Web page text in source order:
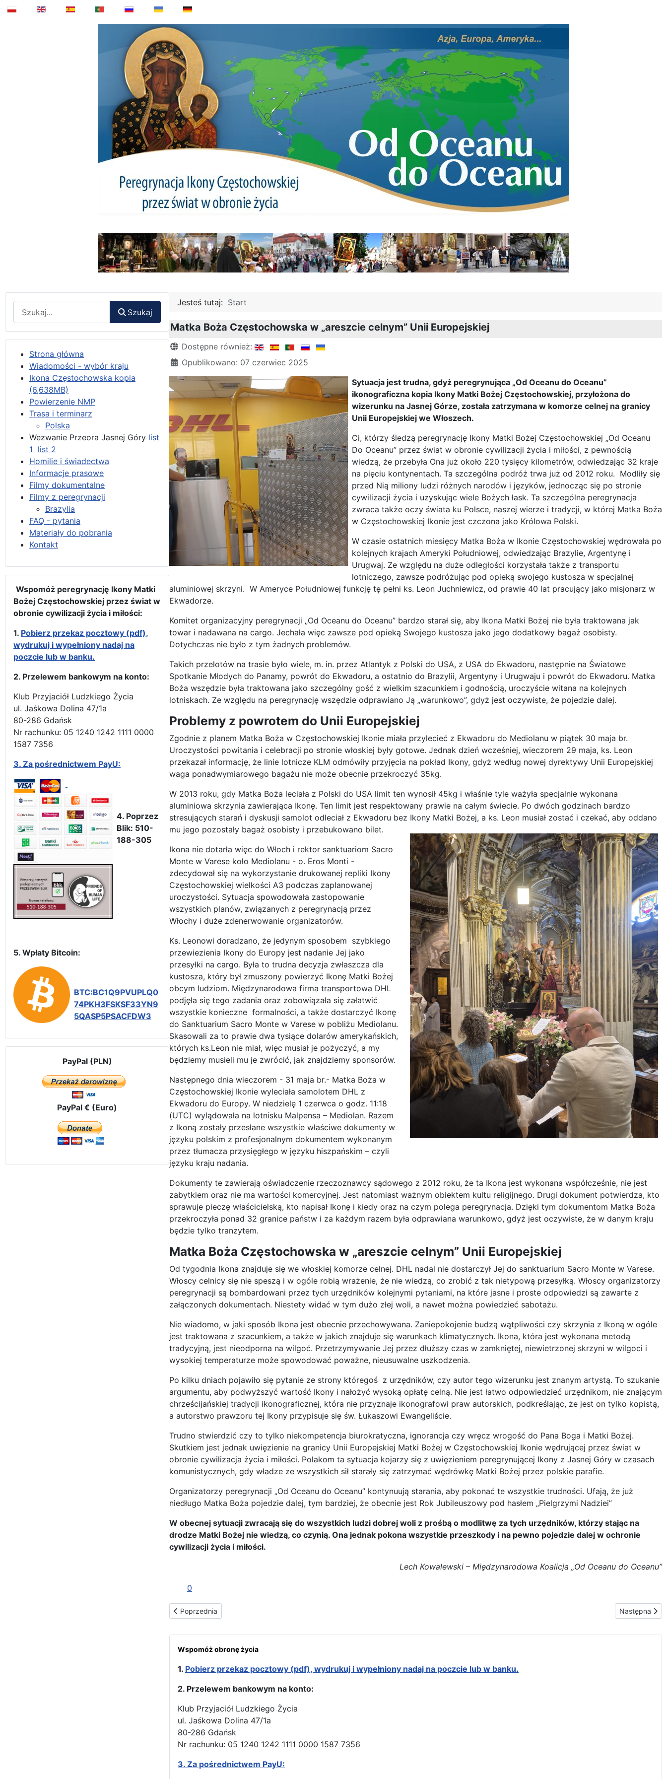
Szukaj
Strona główna
Wiadomości - wybór kraju
Ikona Częstochowska kopia
(6,638MB)
Powierzenie NMP
Trasa i terminarz
Polska
Wezwanie Przeora Jasnej Góry list
1 list 2
Homilie i świadectwa
Informacje prasowe
Filmy dokumentalne
Filmy z peregrynacji
Brazylia
FAQ - pytania
Materiały do pobrania
Kontakt
Wspomóż peregrynację Ikony Matki
Bożej Częstochowskiej przez świat w
obronie cywilizacji życia i miłości:
1. Pobierz przekaz pocztowy (pdf),
wydrukuj i wypełniony nadaj na
poczcie lub w banku.
2. Przelewem bankowym na konto:
Klub Przyjaciół Ludzkiego Życia
ul. Jaśkowa Dolina 47/1a
80-286 Gdańsk
Nr rachunku: 05 1240 1242 1111 0000
1587 7356
3. Za pośrednictwem PayU:
4. Poprzez
Blik: 510-
188-305
5. Wpłaty Bitcoin:
BTC:BC1Q9PVUPLQ0
74PKH3FSKSF33YN9
5QASP5PSACFDW3
PayPal (PLN)
PayPal € (Euro)
Jesteś tutaj: Start
Matka Boża Częstochowska w „areszcie celnym” Unii Europejskiej
Szczegóły
Dostępne również:
Opublikowano: 07 czerwiec 2025
Sytuacja jest trudna, gdyż peregrynująca „Od Oceanu do Oceanu”
ikonograficzna kopia Ikony Matki Bożej Częstochowskiej, przyłożona do
wizerunku na Jasnej Górze, została zatrzymana w komorze celnej na granicy
Unii Europejskiej we Włoszech.
Ci, którzy śledzą peregrynację Ikony Matki Bożej Częstochowskiej „Od Oceanu
Do Oceanu” przez świat w obronie cywilizacji życia i miłości, z pewnością
wiedzą, że przebyła Ona już około 220 tysięcy kilometrów, odwiedzając 32 kraje
na pięciu kontynentach. Ta szczególna podróż trwa już od 2012 roku. Modliły się
przed Nią miliony ludzi różnych narodów i języków, jednocząc się po stronie
cywilizacji życia i uzyskując wiele Bożych łask. Ta szczególna peregrynacja
zwraca także oczy świata ku Polsce, naszej wierze i tradycji, w której Matka Boża
w Częstochowskiej Ikonie jest czczona jako Królowa Polski.
W czasie ostatnich miesięcy Matka Boża w Ikonie Częstochowskiej wędrowała po
kolejnych krajach Ameryki Południowej, odwiedzając Brazylie, Argentynę i
Urugwaj. Ze względu na duże odległości korzystała także z transportu
lotniczego, zawsze podróżując pod opieką swojego kustosza w specjalnej
aluminiowej skrzyni. W Ameryce Południowej funkcję tę pełni ks. Leon Juchniewicz, od prawie 40 lat pracujący jako misjonarz w
Ekwadorze.
Komitet organizacyjny peregrynacji „Od Oceanu do Oceanu” bardzo starał się, aby Ikona Matki Bożej nie była traktowana jak
towar i nadawana na cargo. Jechała więc zawsze pod opieką Swojego kustosza jako jego dodatkowy bagaż osobisty.
Dotychczas nie było z tym żadnych problemów.
Takich przelotów na trasie było wiele, m. in. przez Atlantyk z Polski do USA, z USA do Ekwadoru, następnie na Światowe
Spotkanie Młodych do Panamy, powrót do Ekwadoru, a ostatnio do Brazylii, Argentyny i Urugwaju i powrót do Ekwadoru. Matka
Boża wszędzie była traktowana jako szczególny gość z wielkim szacunkiem i godnością, uroczyście witana na kolejnych
lotniskach. Ze względu na peregrynację wszędzie odprawiano Ją „warunkowo”, gdyż jest oczywiste, że pojedzie dalej.
Problemy z powrotem do Unii Europejskiej
Zgodnie z planem Matka Boża w Częstochowskiej Ikonie miała przylecieć z Ekwadoru do Mediolanu w piątek 30 maja br.
Uroczystości powitania i celebracji po stronie włoskiej były gotowe. Jednak dzień wcześniej, wieczorem 29 maja, ks. Leon
przekazał informację, że linie lotnicze KLM odmówiły przyjęcia na pokład Ikony, gdyż według nowej dyrektywy Unii Europejskiej
waga ponadwymiarowego bagażu nie może obecnie przekroczyć 35kg.
W 2013 roku, gdy Matka Boża leciała z Polski do USA limit ten wynosił 45kg i właśnie tyle ważyła specjalnie wykonana
aluminiowa skrzynia zawierająca Ikonę. Ten limit jest respektowany prawie na całym świecie. Po dwóch godzinach bardzo
stresujących starań i dyskusji samolot odleciał z Ekwadoru bez Ikony Matki Bożej, a ks. Leon musiał zostać i czekać, aby oddano
mu jego pozostały bagaż osobisty i przebukowano bilet.
Ikona nie dotarła więc do Włoch i rektor sanktuariom Sacro
Monte w Varese koło Mediolanu - o. Eros Monti -
zdecydował się na wykorzystanie drukowanej repliki Ikony
Częstochowskiej wielkości A3 podczas zaplanowanej
uroczystości. Sytuacja spowodowała zastopowanie
wszystkich planów, związanych z peregrynacją przez
Włochy i duże zdenerwowanie organizatorów.
Ks. Leonowi doradzano, że jedynym sposobem szybkiego
przewiezienia Ikony do Europy jest nadanie Jej jako
przesyłki na cargo. Była to trudna decyzja zwłaszcza dla
kustosza, który był zmuszony powierzyć Ikonę Matki Bożej
obcym ludziom. Międzynarodowa firma transportowa DHL
podjęła się tego zadania oraz zobowiązała się załatwić
wszystkie konieczne formalności, a także dostarczyć Ikonę
do Sanktuarium Sacro Monte w Varese w pobliżu Mediolanu.
Skasowali za to prawie dwa tysiące dolarów amerykańskich,
których ks.Leon nie miał, więc musiał je pożyczyć, a my
będziemy musieli mu je zwrócić, jak znajdziemy sponsorów.
Następnego dnia wieczorem - 31 maja br.- Matka Boża w
Częstochowskiej Ikonie wyleciała samolotem DHL z
Ekwadoru do Europy. W niedzielę 1 czerwca o godz. 11:18
(UTC) wylądowała na lotnisku Malpensa – Mediolan. Razem
z Ikoną zostały przesłane wszystkie właściwe dokumenty w
języku polskim z profesjonalnym dokumentem wykonanym
przez tłumacza przysięgłego w języku hiszpańskim – czyli
języku kraju nadania.
Dokumenty te zawierają oświadczenie rzeczoznawcy sądowego z 2012 roku, że ta Ikona jest wykonana współcześnie, nie jest
zabytkiem oraz nie ma wartości komercyjnej. Jest natomiast ważnym obiektem kultu religijnego. Drugi dokument potwierdza, kto
sprawuje pieczę właścicielską, kto napisał Ikonę i kiedy oraz na czym polega peregrynacja. Dzięki tym dokumentom Matka Boża
przekroczyła ponad 32 granice państw i za każdym razem była odprawiana warunkowo, gdyż jest oczywiste, że w danym kraju
będzie tylko tranzytem.
Matka Boża Częstochowska w „areszcie celnym” Unii Europejskiej
Od tygodnia Ikona znajduje się we włoskiej komorze celnej. DHL nadal nie dostarczył Jej do sanktuarium Sacro Monte w Varese.
Włoscy celnicy się nie speszą i w ogóle robią wrażenie, że nie wiedzą, co zrobić z tak nietypową przesyłką. Włoscy organizatorzy
peregrynacji są bombardowani przez tych urzędników kolejnymi pytaniami, na które jasne i proste odpowiedzi są zawarte z
załączonych dokumentach. Niestety widać w tym dużo złej woli, a nawet można powiedzieć sabotażu.
Nie wiadomo, w jaki sposób Ikona jest obecnie przechowywana. Zaniepokojenie budzą wątpliwości czy skrzynia z Ikoną w ogóle
jest traktowana z szacunkiem, a także w jakich znajduje się warunkach klimatycznych. Ikona, która jest wykonana metodą
tradycyjną, jest nieodporna na wilgoć. Przetrzymywanie Jej przez dłuższy czas w zamkniętej, niewietrzonej skrzyni w wilgoci i
wysokiej temperaturze może spowodować poważne, nieusuwalne uszkodzenia.
Po kilku dniach pojawiło się pytanie ze strony któregoś z urzędników, czy autor tego wizerunku jest znanym artystą. To szukanie
argumentu, aby podwyższyć wartość Ikony i nałożyć wysoką opłatę celną. Nie jest łatwo odpowiedzieć urzędnikom, nie znającym
chrześcijańskiej tradycji ikonograficznej, która nie przyznaje ikonografowi praw autorskich, podkreślając, że jest on tylko kopistą,
a autorstwo prawzoru tej Ikony przypisuje się św. Łukaszowi Ewangeliście.
Trudno stwierdzić czy to tylko niekompetencja biurokratyczna, ignorancja czy wręcz wrogość do Pana Boga i Matki Bożej.
Skutkiem jest jednak uwięzienie na granicy Unii Europejskiej Matki Bożej w Częstochowskiej Ikonie wędrującej przez świat w
obronie cywilizacja życia i miłości. Polakom ta sytuacja kojarzy się z uwięzieniem peregrynującej Ikony z Jasnej Góry w czasach
komunistycznych, gdy władze ze wszystkich sił starały się zatrzymać wędrówkę Matki Bożej przez polskie parafie.
Organizatorzy peregrynacji „Od Oceanu do Oceanu” kontynuują starania, aby pokonać te wszystkie trudności. Ufają, że już
niedługo Matka Boża pojedzie dalej, tym bardziej, że obecnie jest Rok Jubileuszowy pod hasłem „Pielgrzymi Nadziei”
W obecnej sytuacji zwracają się do wszystkich ludzi dobrej woli z prośbą o modlitwę za tych urzędników, którzy stając na
drodze Matki Bożej nie wiedzą, co czynią. Ona jednak pokona wszystkie przeszkody i na pewno pojedzie dalej w ochronie
cywilizacji życia i miłości.
Lech Kowalewski – Międzynarodowa Koalicja „Od Oceanu do Oceanu”
0
Poprzednia strona: Matka Boża Częstochowska rozpoczyna wizytę we Włoszech
Poprzednia Następna
Następna
Wspomóż obronę życia
1. Pobierz przekaz pocztowy (pdf), wydrukuj i wypełniony nadaj na poczcie lub w banku.
2. Przelewem bankowym na konto:
Klub Przyjaciół Ludzkiego Życia
ul. Jaśkowa Dolina 47/1a
80-286 Gdańsk
Nr rachunku: 05 1240 1242 1111 0000 1587 7356
3. Za pośrednictwem PayU: